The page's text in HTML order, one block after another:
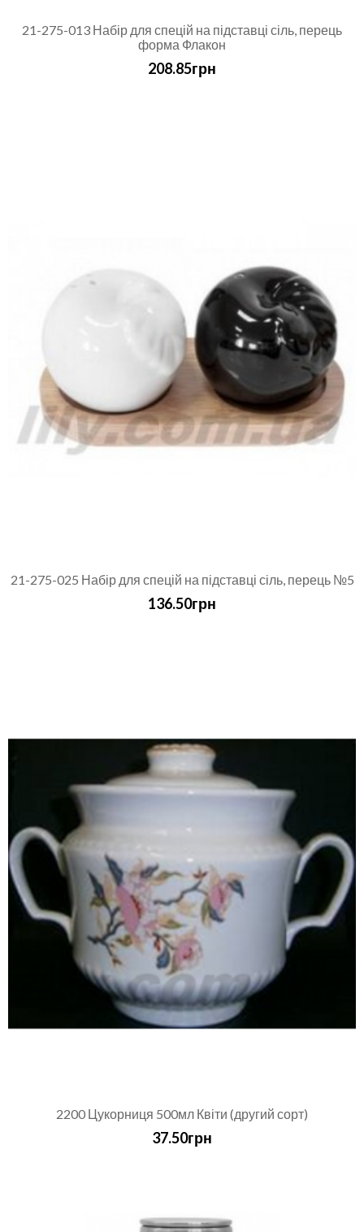
21-275-013 Набір для спецій на підставці сіль, перець
форма Флакон
208.85грн
21-275-025 Набір для спецій на підставці сіль, перець №5
136.50грн
2200 Цукорниця 500мл Квіти (другий сорт)
37.50грн